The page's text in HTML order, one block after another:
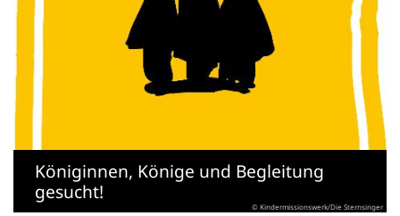
Königinnen, Könige und Begleitung
gesucht!
© Kindermissionswerk/Die Sternsinger